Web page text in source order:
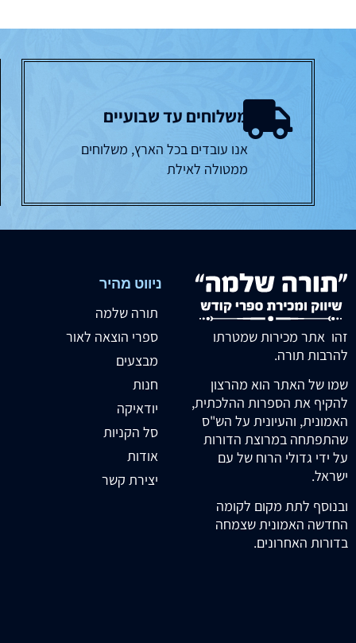
משלוחים עד שבועיים
אנו עובדים בכל הארץ, משלוחים
ממטולה לאילת
זהו אתר מכירות שמטרתו
להרבות תורה.
שמו של האתר הוא מהרצון
להקיף את הספרות ההלכתית,
האמונית, והעיונית על הש"ס
שהתפתחה במרוצת הדורות
על ידי גדולי הרוח של עם
ישראל.
ובנוסף לתת מקום לקומה
החדשה האמונית שצמחה
בדורות האחרונים.
ניווט מהיר
תורה שלמה
ספרי הוצאה לאור
מבצעים
חנות
יודאיקה
סל הקניות
אודות
יצירת קשר